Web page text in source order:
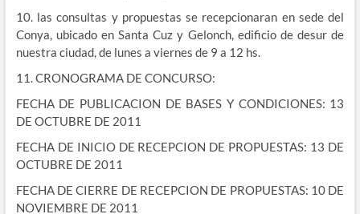
10. las consultas y propuestas se recepcionaran en sede del
Conya, ubicado en Santa Cuz y Gelonch, edificio de desur de
nuestra ciudad, de lunes a viernes de 9 a 12 hs.
11. CRONOGRAMA DE CONCURSO:
FECHA DE PUBLICACION DE BASES Y CONDICIONES: 13
DE OCTUBRE DE 2011
FECHA DE INICIO DE RECEPCION DE PROPUESTAS: 13 DE
OCTUBRE DE 2011
FECHA DE CIERRE DE RECEPCION DE PROPUESTAS: 10 DE
NOVIEMBRE DE 2011